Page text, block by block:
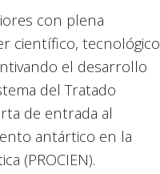
con plena
científico, tecnológico
el desarrollo
del Tratado
de entrada al
antártico en la
(PROCIEN).